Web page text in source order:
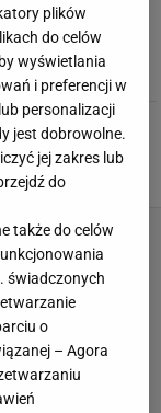
24 CZERWCA 2010, 23:03
Trzy
plików
do celów
wyświetlania
i preferencji w
personalizacji
jest dobrowolne.
jej zakres lub
do
także do celów
świadczonych
o
– Agora